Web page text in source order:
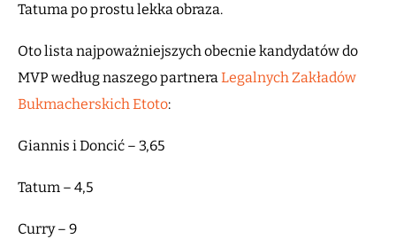
Tatuma po prostu lekka obraza.
Oto lista najpoważniejszych obecnie kandydatów do
MVP według naszego partneraLegalnych Zakładów
Bukmacherskich Etoto:
Giannis i Doncić – 3,65
Tatum – 4,5
Curry – 9